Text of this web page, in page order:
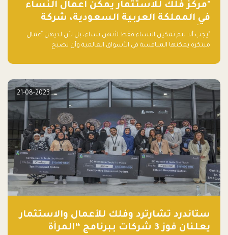
"مركز فلك للاستثمار يمكّن أعمال النساء
في المملكة العربية السعودية، شركة
ناشئة تلو الأخرى."
"يجب ألا يتم تمكين النساء فقط لأنهن نساء، بل لأن لديهن أعمال
مبتكرة يمكنها المنافسة في الأسواق العالمية وأن تصبح
21-08-2023
ستاندرد تشارترد وفلك للأعمال والاستثمار
يعلنان فوز 3 شركات ببرنامج “المرأة